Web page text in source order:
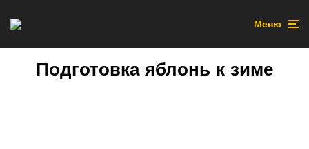
Меню
Подготовка яблонь к зиме